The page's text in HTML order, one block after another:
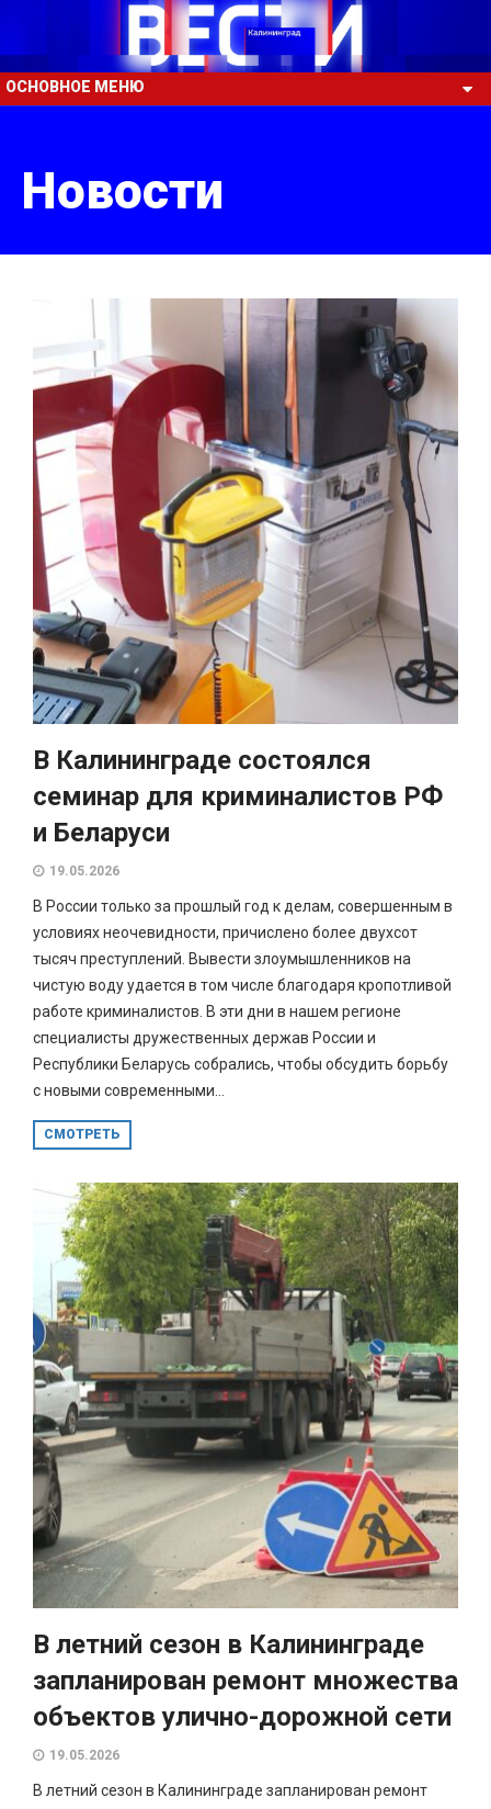
ОСНОВНОЕ МЕНЮ
Новости
В Калининграде состоялся
семинар для криминалистов РФ
и Беларуси
19.05.2026
В России только за прошлый год к делам, совершенным в
условиях неочевидности, причислено более двухсот
тысяч преступлений. Вывести злоумышленников на
чистую воду удается в том числе благодаря кропотливой
работе криминалистов. В эти дни в нашем регионе
специалисты дружественных держав России и
Республики Беларусь собрались, чтобы обсудить борьбу
с новыми современными...
СМОТРЕТЬ
В летний сезон в Калининграде
запланирован ремонт множества
объектов улично-дорожной сети
19.05.2026
В летний сезон в Калининграде запланирован ремонт